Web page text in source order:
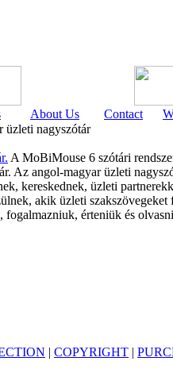
About Us Contact
üzleti nagyszótár
A MoBiMouse 6 szótári
Az angol-magyar üzleti
kereskednek, üzleti
akik üzleti
fogalmazniuk, érteniük és
| COPYRIGHT |